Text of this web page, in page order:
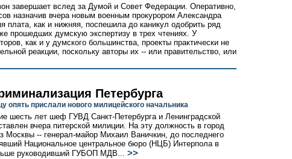
завершает вслед за Думой и Совет Федерации. Оперативно,
назначив вчера новым военным прокурором Александра
плата, как и нижняя, поспешила до каникул одобрить ряд
прошедших думскую экспертизу в трех чтениях. У
как и у думского большинства, проекты практически не
реакции, поскольку авторы их -- или правительство, или
Петербурга
опять прислали нового милицейского начальника
шесть лет шеф ГУВД Санкт-Петербурга и Ленинградской
вчера питерской милиции. На эту должность в город
Москвы -- генерал-майор Михаил Ваничкин, до последнего
Национальное центральное бюро (НЦБ) Интерпола в
руководивший ГУБОП МДВ... >>